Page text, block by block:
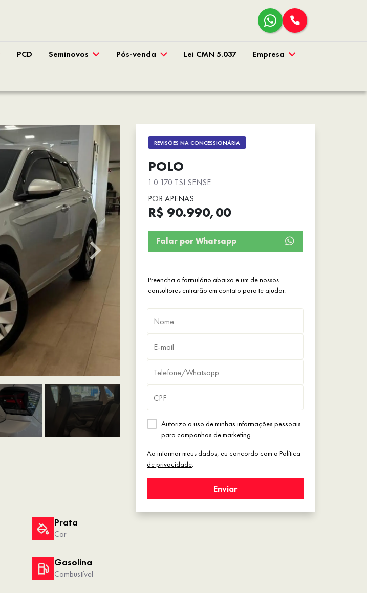
PCD Seminovos Pós-venda Lei CMN 5.037 Empresa
REVISÕES NA CONCESSIONÁRIA
POLO
1.0 170 TSI SENSE
POR APENAS
R$ 90.990,00
Falar por Whatsapp
Preencha o formulário abaixo e um de nossos
consultores entrarão em contato para te ajudar.
Autorizo o uso de minhas informações pessoais
para campanhas de marketing
Ao informar meus dados, eu concordo com a Política
de privacidade.
Enviar
Prata
Cor
Gasolina
Combustível